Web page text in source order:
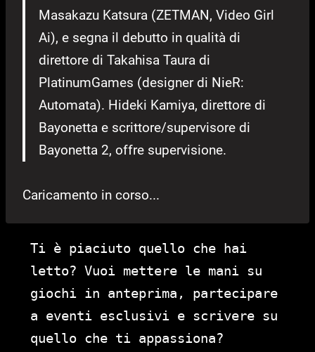
Masakazu Katsura (ZETMAN, Video Girl
Ai), e segna il debutto in qualità di
direttore di Takahisa Taura di
PlatinumGames (designer di NieR:
Automata). Hideki Kamiya, direttore di
Bayonetta e scrittore/supervisore di
Bayonetta 2, offre supervisione.
Caricamento in corso...
Ti è piaciuto quello che hai
letto? Vuoi mettere le mani su
giochi in anteprima, partecipare
a eventi esclusivi e scrivere su
quello che ti appassiona?